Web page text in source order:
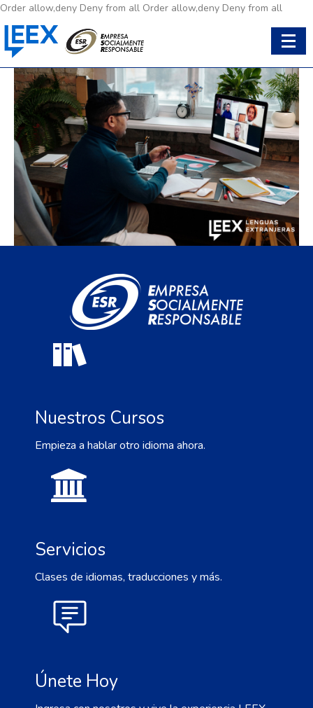
Order allow,deny Deny from all Order allow,deny Deny from all
Nuestros Cursos
Empieza a hablar otro idioma ahora.
Servicios
Clases de idiomas, traducciones y más.
Únete Hoy